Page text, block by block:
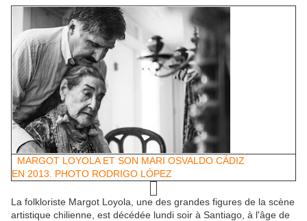
MARGOT LOYOLA ET SON MARI OSVALDO CÁDIZ
EN 2013. PHOTO RODRIGO LÓPEZ
La folkloriste Margot Loyola, une des grandes figures de la scène
artistique chilienne, est décédée lundi soir à Santiago, à l'âge de